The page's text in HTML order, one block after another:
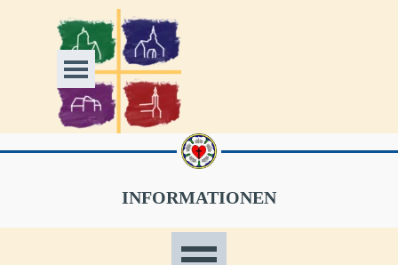
Direkt zum Seiteninhalt
Menü überspringen
INFORMATIONEN